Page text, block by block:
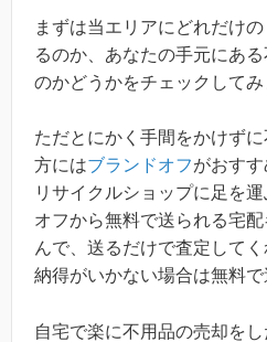
まずは当エリアにどれだけ
るのか、あなたの手元にあ
のかどうかをチェックしてみ
ただとにかく手間をかけず
方にはブランドオフがおすす
リサイクルショップに足を
オフから無料で送られる宅
んで、送るだけで査定して
納得がいかない場合は無料で
自宅で楽に不用品の売却を